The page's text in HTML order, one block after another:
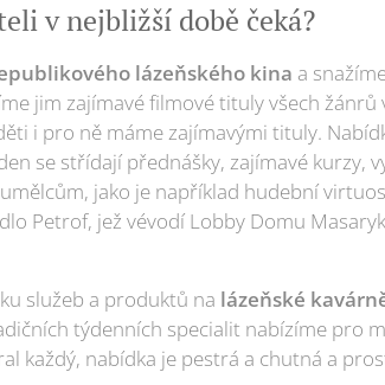
v nejbližší době čeká?
lázeňského kina a
jim zajímavé filmové tituly všech žánrů
i pro ně máme zajímavými tituly.
se střídají přednášky, zajímavé kurzy,
jako je například hudební
Petrof, jež vévodí Lobby Domu
služeb a produktů na lázeňské
týdenních specialit nabízíme pro
každý, nabídka je pestrá a chutná a